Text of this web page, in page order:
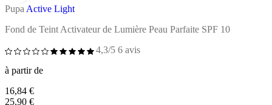
Pupa Active Light
Fond de Teint Activateur de Lumière Peau Parfaite SPF 10
4,3/5 6 avis
à partir de
16,84 €
25,90 €